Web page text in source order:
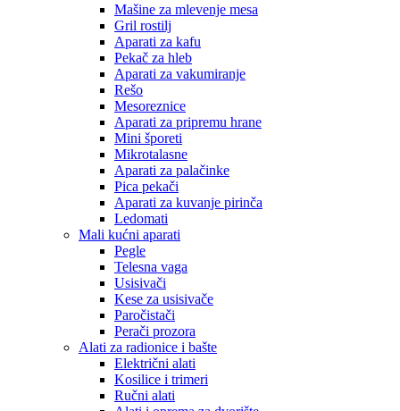
Mašine za mlevenje mesa
Gril rostilj
Aparati za kafu
Pekač za hleb
Aparati za vakumiranje
Rešo
Mesoreznice
Aparati za pripremu hrane
Mini šporeti
Mikrotalasne
Aparati za palačinke
Pica pekači
Aparati za kuvanje pirinča
Ledomati
Mali kućni aparati
Pegle
Telesna vaga
Usisivači
Kese za usisivače
Paročistači
Perači prozora
Alati za radionice i bašte
Električni alati
Kosilice i trimeri
Ručni alati